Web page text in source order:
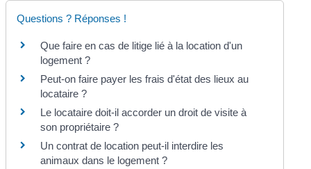
Questions ? Réponses !
Que faire en cas de litige lié à la location d'un
logement ?
Peut-on faire payer les frais d'état des lieux au
locataire ?
Le locataire doit-il accorder un droit de visite à
son propriétaire ?
Un contrat de location peut-il interdire les
animaux dans le logement ?